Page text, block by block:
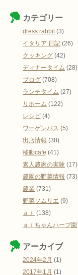
カテゴリー
dress rabbit (3)
イタリア 日記 (26)
クッキング (42)
ディナータイム (28)
ブログ (708)
ランチタイム (27)
リホーム (122)
レシピ (4)
ワーゲンバス (5)
出店情報 (38)
移動cafe (41)
素人農家の実験 (17)
農園の野菜情報 (73)
農業 (731)
野菜ソムリエ (9)
ａｉ (138)
ａｉちゃんハーブ園
アーカイブ
2024年2月 (1)
2017年1月 (1)